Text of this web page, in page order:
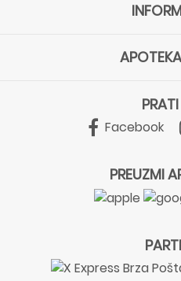
Facebook
PREUZMI